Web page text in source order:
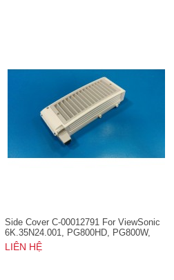
Side Cover C-00012791 For ViewSonic
6K.35N24.001, PG800HD, PG800W,
PG800X, PRO8510L, PRO8520WL,
PRO8530HDL, PRO8800WUL, VS16369
LIÊN HỆ